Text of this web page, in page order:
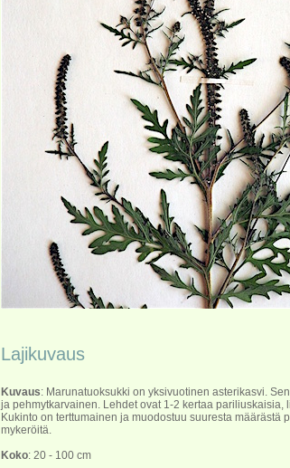
Lajikuvaus
Kuvaus: Marunatuoksukki on yksivuotinen asterikasvi.
ja pehmytkarvainen. Lehdet ovat 1-2 kertaa pariliuskaisia,
Kukinto on terttumainen ja muodostuu suuresta määrästä
mykeröitä.
Koko: 20 - 100 cm